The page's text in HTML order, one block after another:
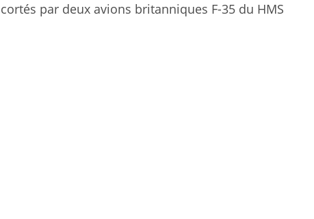
par deux avions britanniques F-35 du HMS